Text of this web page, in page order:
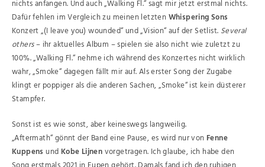
nichts anfangen. Und auch „Walking Fl.“ sagt mir jetzt erstmal nichts.
Dafür fehlen im Vergleich zu meinen letztenWhispering Sons
Konzert „(I leave you) wounded“ und „Vision“ auf der Setlist. Several
others– ihr aktuelles Album – spielen sie also nicht wie zuletzt zu
100%. „Walking Fl.“ nehme ich während des Konzertes nicht wirklich
wahr, „Smoke“ dagegen fällt mir auf. Als erster Song der Zugabe
klingt er poppiger als die anderen Sachen, „Smoke“ ist kein düsterer
Stampfer.
Sonst ist es wie sonst, aber keineswegs langweilig.
„Aftermath“ gönnt der Band eine Pause, es wird nur von Fenne
Kuppens und Kobe Lijnenvorgetragen. Ich glaube, ich habe den